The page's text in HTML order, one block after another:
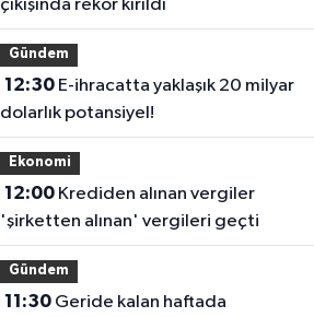
çıkışında rekor kırıldı
Gündem
12:30E-ihracatta yaklaşık 20 milyar
dolarlık potansiyel!
Ekonomi
12:00Krediden alınan vergiler
'şirketten alınan' vergileri geçti
Gündem
11:30Geride kalan haftada